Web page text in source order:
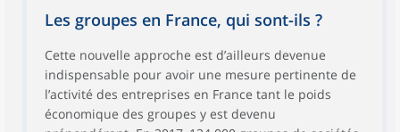
Les groupes en France, qui sont-ils ?
Cette nouvelle approche est d’ailleurs devenue
indispensable pour avoir une mesure pertinente de
l’activité des entreprises en France tant le poids
économique des groupes y est devenu